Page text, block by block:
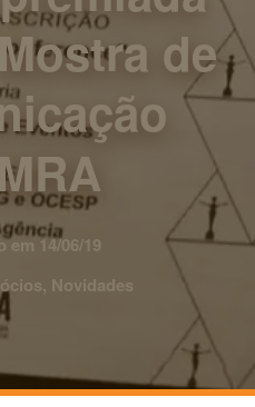
de
em 14/06/19
Novidades